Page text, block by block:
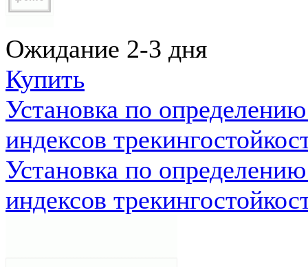
Ожидание 2-3 дня
Купить
Установка по
индексов
Установка по
индексов